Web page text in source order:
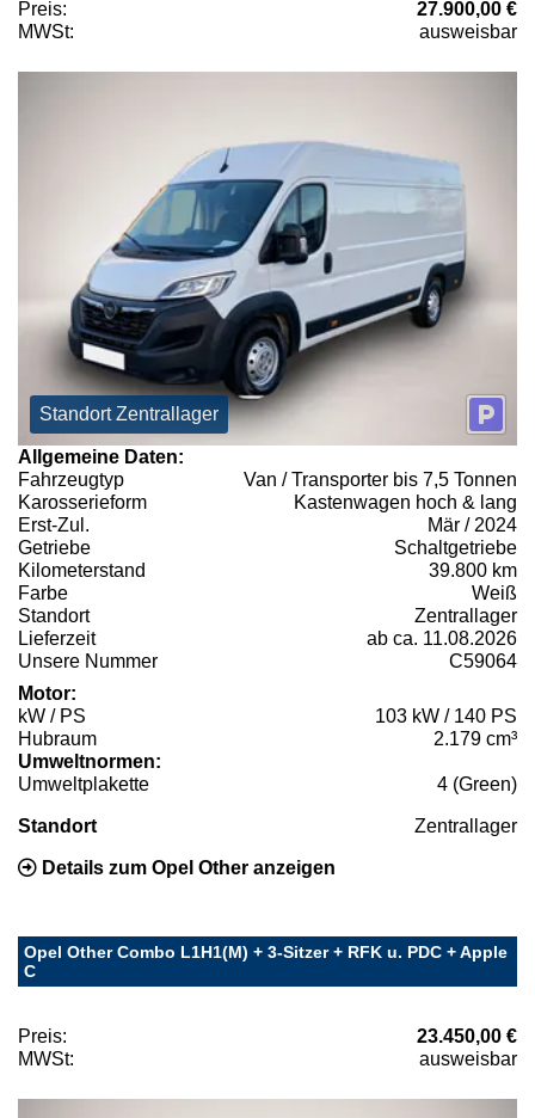
Preis:
27.900,00 €
MWSt:
ausweisbar
Standort Zentrallager
Allgemeine Daten:
Fahrzeugtyp
Van / Transporter bis 7,5 Tonnen
Karosserieform
Kastenwagen hoch & lang
Erst-Zul.
Mär / 2024
Getriebe
Schaltgetriebe
Kilometerstand
39.800 km
Farbe
Weiß
Standort
Zentrallager
Lieferzeit
ab ca. 11.08.2026
Unsere Nummer
C59064
Motor:
kW / PS
103 kW / 140 PS
Hubraum
2.179 cm³
Umweltnormen:
Umweltplakette
4 (Green)
Standort Zentrallager
Details zum Opel Other anzeigen
Opel Other Combo L1H1(M) + 3-Sitzer + RFK u. PDC + Apple
C
Preis:
23.450,00 €
MWSt:
ausweisbar